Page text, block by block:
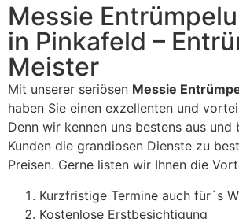
Messie
in Pinkafeld –
Meister
Mit unserer seriösen Messie
haben Sie einen exzellenten und
Denn wir kennen uns bestens aus und
Kunden die grandiosen Dienste zu
Preisen. Gerne listen wir Ihnen die
Kurzfristige Termine auch für´s
Kostenlose Erstbesichtigung